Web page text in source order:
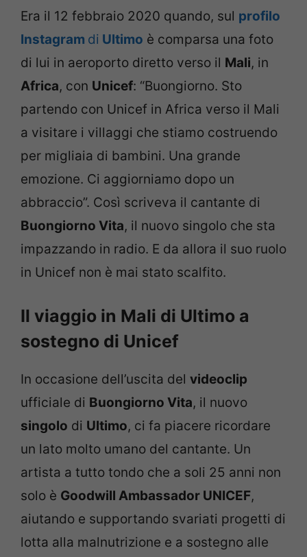
Era il 12 febbraio 2020 quando, sul profilo
Instagram di Ultimo è comparsa una foto
di lui in aeroporto diretto verso il Mali, in
Africa, con Unicef: “Buongiorno. Sto
partendo con Unicef in Africa verso il Mali
a visitare i villaggi che stiamo costruendo
per migliaia di bambini. Una grande
emozione. Ci aggiorniamo dopo un
abbraccio”. Così scriveva il cantante di
Buongiorno Vita, il nuovo singolo che sta
impazzando in radio. E da allora il suo ruolo
in Unicef non è mai stato scalfito.
Il viaggio in Mali di Ultimo a
sostegno di Unicef
In occasione dell’uscita del videoclip
ufficiale di Buongiorno Vita, il nuovo
singolo di Ultimo, ci fa piacere ricordare
un lato molto umano del cantante. Un
artista a tutto tondo che a soli 25 anni non
solo è Goodwill Ambassador UNICEF,
aiutando e supportando svariati progetti di
lotta alla malnutrizione e a sostegno alle